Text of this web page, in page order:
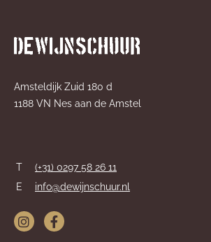
Amsteldijk Zuid 180 d
1188 VN Nes aan de Amstel
T
(+31) 0297 58 26 11
E
info@dewijnschuur.nl